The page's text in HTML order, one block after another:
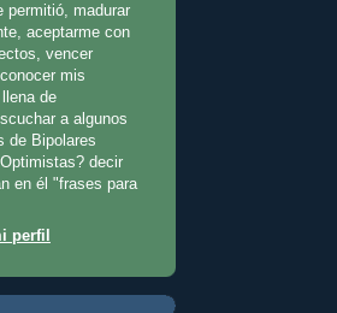
permitió, madurar
aceptarme con
vencer
mis
de
a algunos
de Bipolares
decir
en él "frases para
perfil